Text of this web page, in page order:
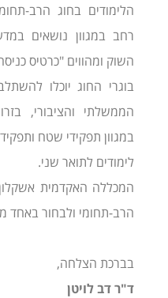
הלימודים בחוג הרב-
רחב במגוון נושאים
השוק ומהווים "כרטיס
בוגרי החוג יוכלו
הממשלתי והציבורי,
במגוון תפקידי שטח
לימודים לתואר שני.
המכללה האקדמית
הרב-תחומי ולבחור באחד
בברכת הצלחה,
ד"ר דב לויטן